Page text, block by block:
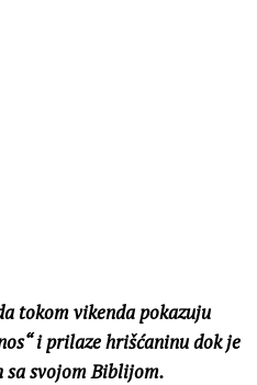
tokom vikenda pokazuju
i prilaze hrišćaninu dok je
sa svojom Biblijom.